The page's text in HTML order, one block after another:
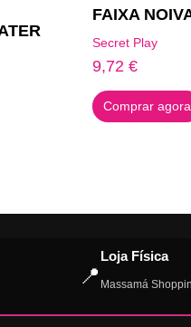
FAIXA
Secret Play
9,72€
Comprar agora
📍
Loja Física
Massamá